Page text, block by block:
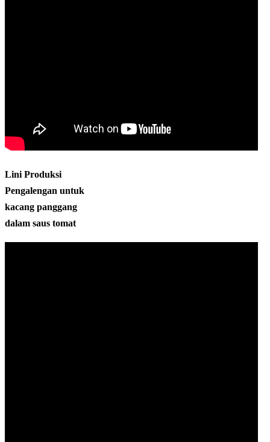
Lini Produksi
Pengalengan untuk
kacang panggang
dalam saus tomat